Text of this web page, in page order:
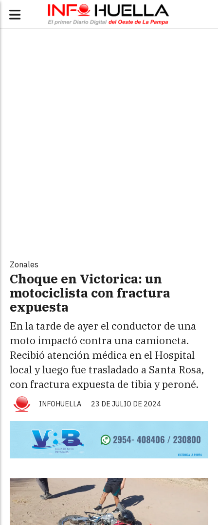
Choque en Victorica: un
motociclista con fractura
expuesta
En la tarde de ayer el conductor de una
moto impactó contra una camioneta.
Recibió atención médica en el Hospital
local y luego fue trasladado a Santa Rosa,
con fractura expuesta de tibia y peroné.
Zonales
23 DE JULIO DE 2024
INFOHUELLA